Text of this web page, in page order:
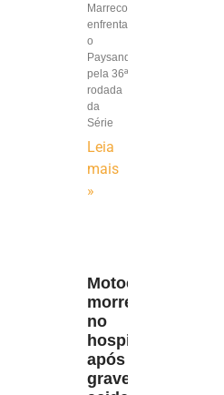
Marreco
enfrenta
o
Paysandu
pela 36ª
rodada
da
Série
Leia
mais
»
Motociclista
morre
no
hospital
após
grave